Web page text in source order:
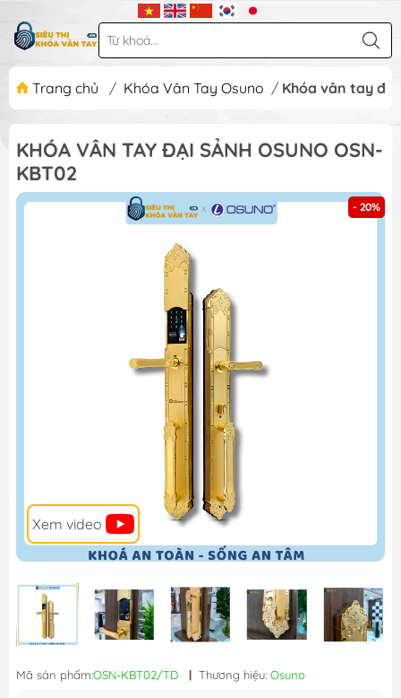
Trang chủ / Khóa Vân Tay Osuno / Khóa vân tay đại
KHÓA VÂN TAY ĐẠI SẢNH OSUNO OSN-
KBT02
- 20%
Xem video
Mã sản phẩm:OSN-KBT02/TD | Thương hiệu: Osuno